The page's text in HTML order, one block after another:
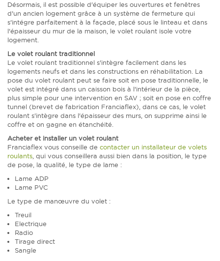
Désormais, il est possible d'équiper les ouvertures et fenêtres
d'un ancien logement grâce à un système de fermeture qui
s'intégre parfaitement à la façade, placé sous le linteau et dans
l'épaisseur du mur de la maison, le volet roulant isole votre
logement.
Le volet roulant traditionnel
Le volet roulant traditionnel s'intègre facilement dans les
logements neufs et dans les constructions en réhabilitation. La
pose du volet roulant peut se faire soit en pose traditionnelle, le
volet est intégré dans un caisson bois à l'intérieur de la pièce,
plus simple pour une intervention en SAV ; soit en pose en coffre
tunnel (brevet de fabrication Franciaflex), dans ce cas, le volet
roulant s'intègre dans l'épaisseur des murs, on supprime ainsi le
coffre et on gagne en étanchéité.
Acheter et installer un volet roulant
Franciaflex vous conseille de contacter un installateur de volets
roulants , qui vous conseillera aussi bien dans la position, le type
de pose, la qualité, le type de lame :
Lame ADP
Lame PVC
Le type de manœuvre du volet :
Treuil
Electrique
Radio
Tirage direct
Sangle